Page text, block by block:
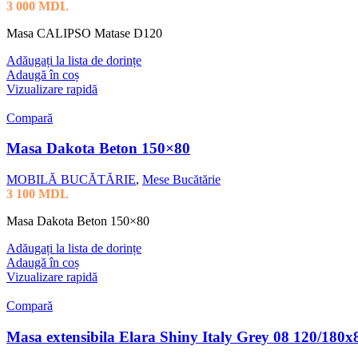
3 000 MDL
Masa CALIPSO Matase D120
Adăugați la lista de dorințe
Adaugă în coș
Vizualizare rapidă
Compară
Masa Dakota Beton 150×80
MOBILĂ BUCĂTĂRIE, Mese Bucătărie
3 100 MDL
Masa Dakota Beton 150×80
Adăugați la lista de dorințe
Adaugă în coș
Vizualizare rapidă
Compară
Masa extensibila Elara Shiny Italy Grey 08 120/